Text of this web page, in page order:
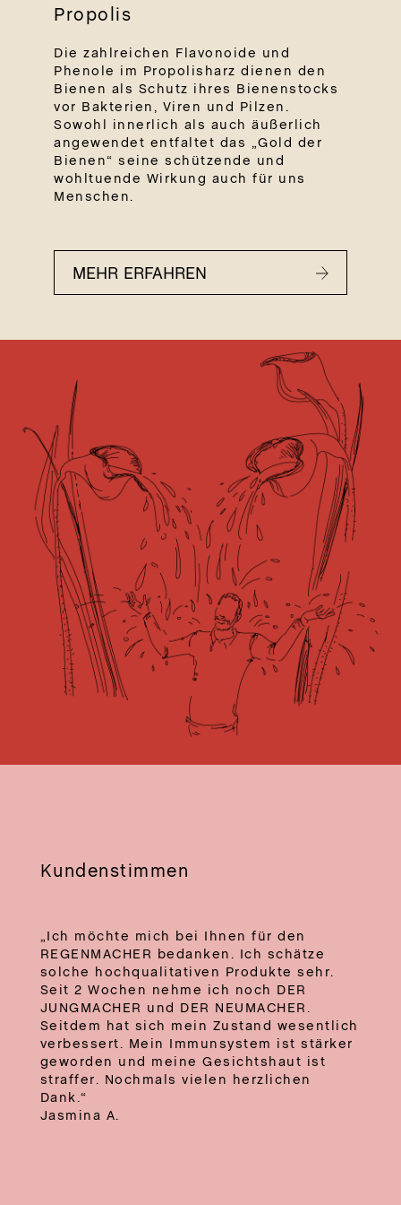
Propolis
Die zahlreichen Flavonoide und
Phenole im Propolisharz dienen den
Bienen als Schutz ihres Bienenstocks
vor Bakterien, Viren und Pilzen.
Sowohl innerlich als auch äußerlich
angewendet entfaltet das „Gold der
Bienen“ seine schützende und
wohltuende Wirkung auch für uns
Menschen.
MEHR ERFAHREN
Kundenstimmen
„Ich möchte mich bei Ihnen für den
REGENMACHER bedanken. Ich schätze
solche hochqualitativen Produkte sehr.
Seit 2 Wochen nehme ich noch DER
JUNGMACHER und DER NEUMACHER.
Seitdem hat sich mein Zustand wesentlich
verbessert. Mein Immunsystem ist stärker
geworden und meine Gesichtshaut ist
straffer. Nochmals vielen herzlichen
Dank.“
Jasmina A.